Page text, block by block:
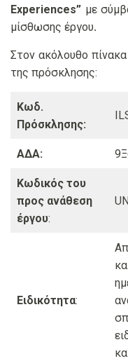
Experiences” με
μίσθωσης έργου.
Στον ακόλουθο
της πρόσκλησης:
Κωδ.
Πρόσκλησης:
ΑΔΑ:
Κωδικός του
προς ανάθεση
έργου:
Ειδικότητα: